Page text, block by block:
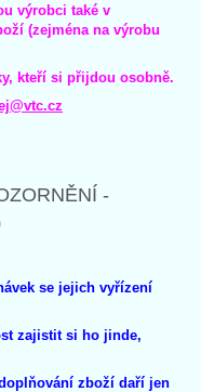
výrobci také v
(zejména na výrobu
kteří si přijdou osobně.
-
se jejich vyřízení
zajistit si ho jinde,
zboží daří jen